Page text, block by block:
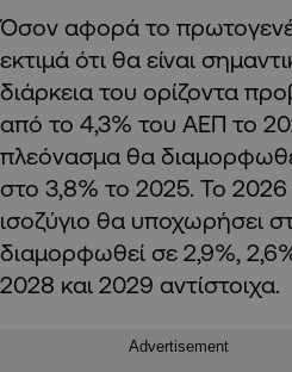
Όσον αφορά το
εκτιμά ότι θα είναι
διάρκεια του ορίζοντα
από το 4,3% του ΑΕΠ το
πλεόνασμα θα
στο 3,8% το 2025. Το
ισοζύγιο θα υποχωρήσει
διαμορφωθεί σε 2,9%,
2028 και 2029 αντίστοιχα.
Advertisement